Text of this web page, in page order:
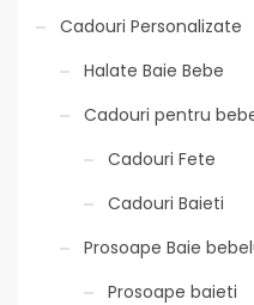
Cadouri Personalizate
Halate Baie Bebe
Cadouri pentru
Cadouri Fete
Cadouri Baieti
Prosoape Baie
Prosoape baieti